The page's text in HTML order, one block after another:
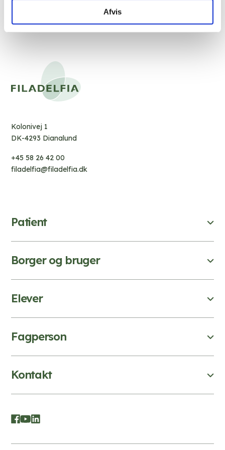
Afvis
Kolonivej 1
DK-4293 Dianalund
+45 58 26 42 00
filadelfia@filadelfia.dk
Patient
Borger og bruger
Elever
Fagperson
Kontakt